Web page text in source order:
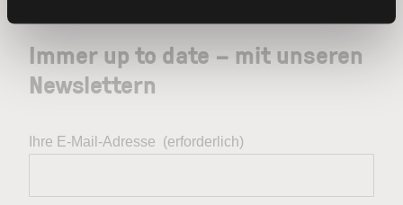
Immer up to date – mit unseren
Newslettern
Ihre E-Mail-Adresse (erforderlich)